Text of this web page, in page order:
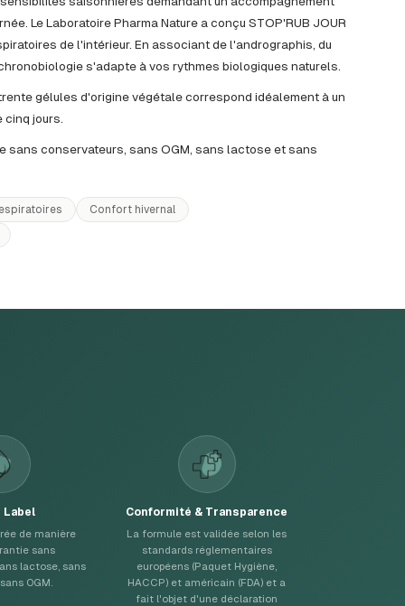
Le Laboratoire Pharma Nature a conçu STOP'RUB JOUR
de l'intérieur. En associant de l'andrographis, du
s'adapte à vos rythmes biologiques naturels.
gélules d'origine végétale correspond idéalement à un
cinq jours.
sans conservateurs, sans OGM, sans lactose et sans
Confort hivernal
Label
de manière
sans
lactose, sans
OGM.
Conformité & Transparence
La formule est validée selon les
standards réglementaires
européens (Paquet Hygiène,
HACCP) et américain (FDA) et a
fait l'objet d'une déclaration